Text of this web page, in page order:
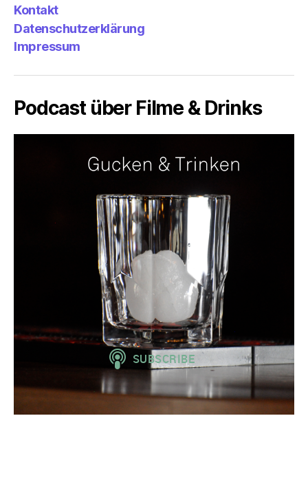
Kontakt
Datenschutzerklärung
Impressum
Podcast über Filme & Drinks